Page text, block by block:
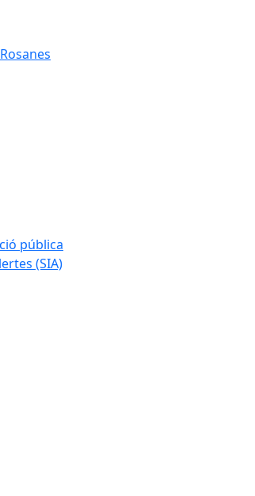
pública
(SIA)